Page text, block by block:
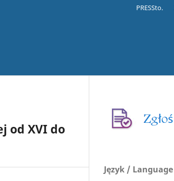
PRESSto.
od XVI do
Język / Language